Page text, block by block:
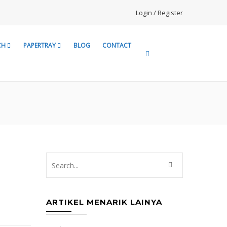
Login / Register
PAPERTRAY BLOG CONTACT
ARTIKEL MENARIK LAINYA